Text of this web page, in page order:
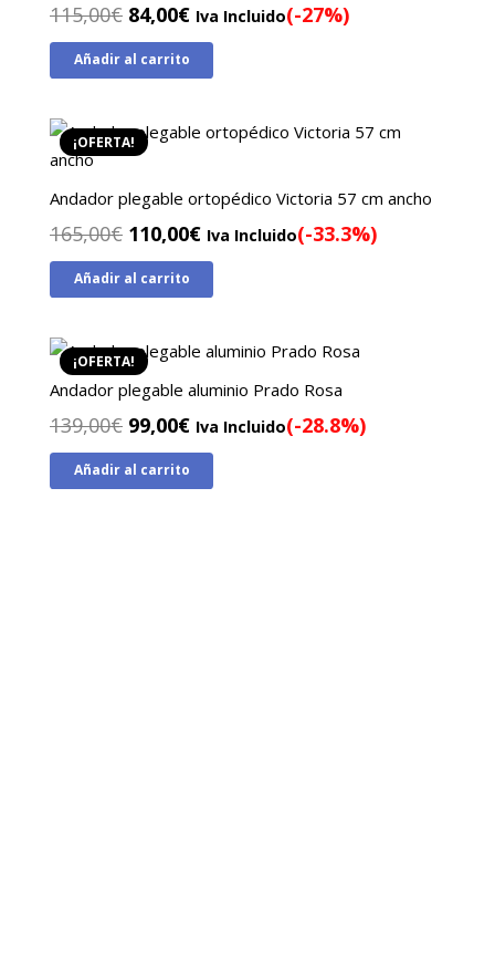
115,00€ El
precio
original
115,00€.
84,00€El
precio
84,00€.
Iva Incluido(-27%)
Añadir al carrito
¡OFERTA!
Andador plegable ortopédico Victoria 57 cm ancho
165,00€ El
precio
original
165,00€.
110,00€El
precio
110,00€.
Iva Incluido(-33.3%)
Añadir al carrito
¡OFERTA!
Andador plegable aluminio Prado Rosa
139,00€ El
precio
original
99,00€El
precio
actual
Iva Incluido(-28.8%)
Añadir al carrito